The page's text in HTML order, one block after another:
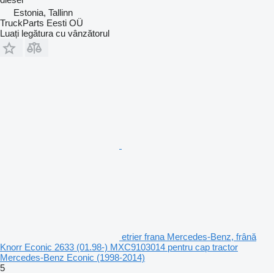
Estonia, Tallinn
TruckParts Eesti OÜ
Luați legătura cu vânzătorul
etrier frana Mercedes-Benz, frână
Knorr Econic 2633 (01.98-) MXC9103014 pentru cap tractor
Mercedes-Benz Econic (1998-2014)
5